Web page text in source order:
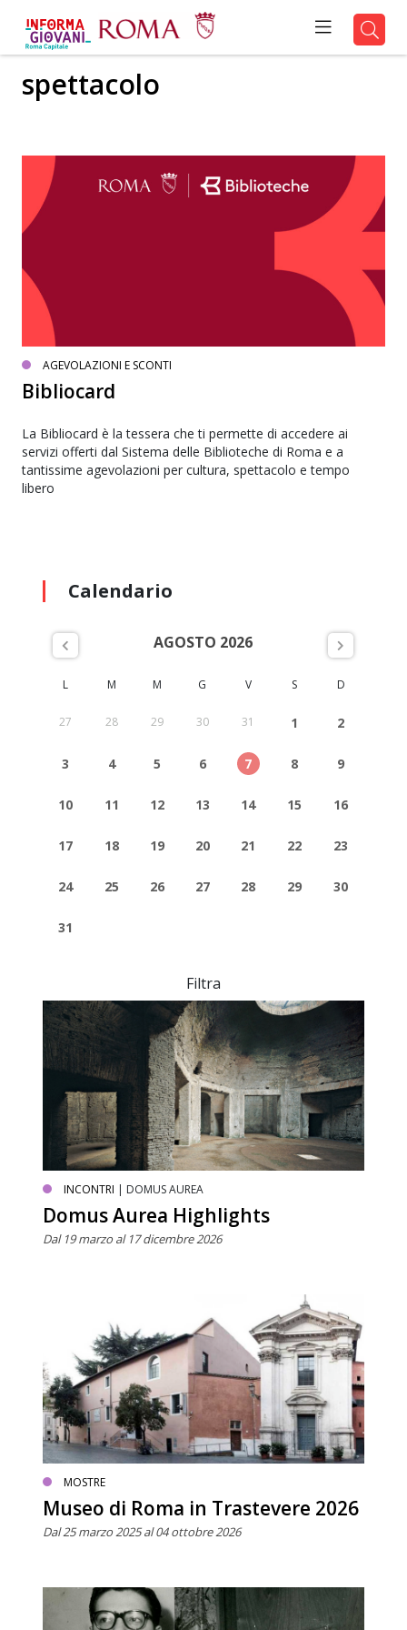
spettacolo
AGEVOLAZIONI E SCONTI
Bibliocard
La Bibliocard è la tessera che ti permette di accedere ai
servizi offerti dal Sistema delle Biblioteche di Roma e a
tantissime agevolazioni per cultura, spettacolo e tempo
libero
Calendario
AGOSTO 2026
L M M G V S D
27 28 29 30 31 1 2
3 4 5 6 7 8 9
10 11 12 13 14 15 16
17 18 19 20 21 22 23
24 25 26 27 28 29 30
31
Filtra
INCONTRI | DOMUS AUREA
Domus Aurea Highlights
Dal 19 marzo al 17 dicembre 2026
MOSTRE
Museo di Roma in Trastevere 2026
Dal 25 marzo 2025 al 04 ottobre 2026